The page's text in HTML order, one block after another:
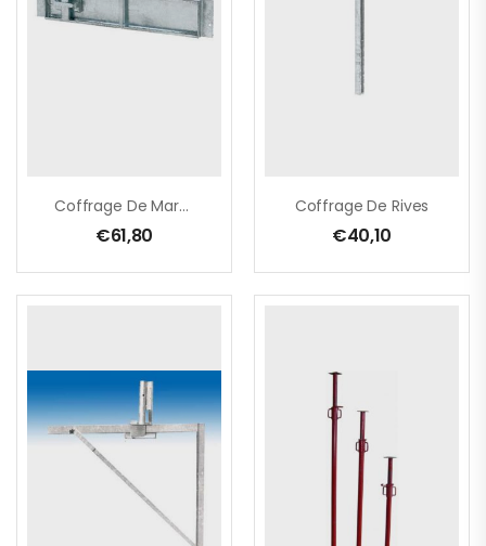
Coffrage De Marches 0,90 – 1,55m
€61,80
Coffrage De Rives
€40,10